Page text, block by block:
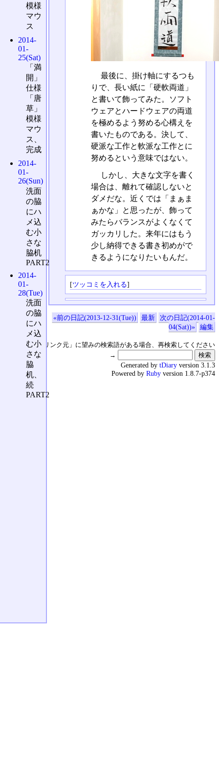
最後に、掛け軸にするつも
りで、長い紙に「硬軟両道」
と書いて飾ってみた。ソフト
ウェアとハードウェアの両道
を極めるよう努める心構えを
書いたものである。決して、
硬派な工作と軟派な工作とに
努めるという意味ではない。
しかし、大きな文字を書く
場合は、離れて確認しないと
ダメだな。近くでは「まぁま
ぁかな」と思ったが、飾って
みたらバランスがよくなくて
ガッカリした。来年にはもう
少し納得できる書き初めがで
きるようになりたいもんだ。
[ツッコミを入れる]
«前の日記(2013-12-31(Tue)) 最新
次の日記(2014-01-
04(Sat))»
編集
↑の「本日のリンク元」に望みの検索語がある場合、再検索してください
→
模様
マウ
ス
2014-
01-
25(Sat)
「満
開」
仕様
「唐
草」
模様
マウ
ス、
完成
2014-
01-
26(Sun)
洗面
の脇
にハ
メ込
む小
さな
脇机
PART2
2014-
01-
28(Tue)
洗面
の脇
にハ
メ込
む小
さな
脇
机、
続
PART2
Generated by tDiary version 3.1.3
Powered by Ruby version 1.8.7-p374